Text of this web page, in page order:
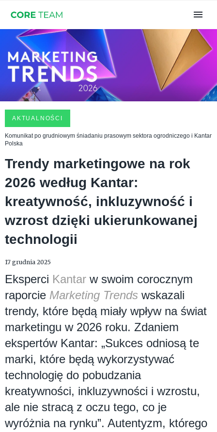
AKTUALNOŚCI
Komunikat po grudniowym śniadaniu prasowym sektora ogrodniczego i Kantar
Polska
Trendy marketingowe na rok
2026 według Kantar:
kreatywność, inkluzywność i
wzrost dzięki ukierunkowanej
technologii
17 grudnia 2025
Eksperci Kantar w swoim corocznym
raporcie Marketing Trends wskazali
trendy, które będą miały wpływ na świat
marketingu w 2026 roku. Zdaniem
ekspertów Kantar: „Sukces odniosą te
marki, które będą wykorzystywać
technologię do pobudzania
kreatywności, inkluzywności i wzrostu,
ale nie stracą z oczu tego, co je
wyróżnia na rynku”. Autentyzm, którego